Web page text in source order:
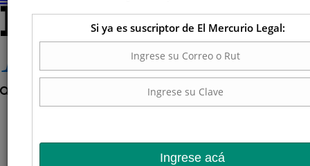
Si ya es suscriptor de El Mercurio Legal:
Ingrese acá